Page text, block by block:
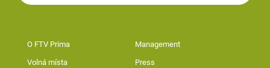
O FTV Prima Management
Volná místa Press